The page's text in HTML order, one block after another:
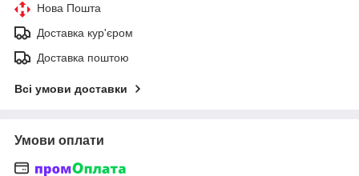
Нова Пошта
Доставка кур'єром
Доставка поштою
Всі умови доставки
Умови оплати